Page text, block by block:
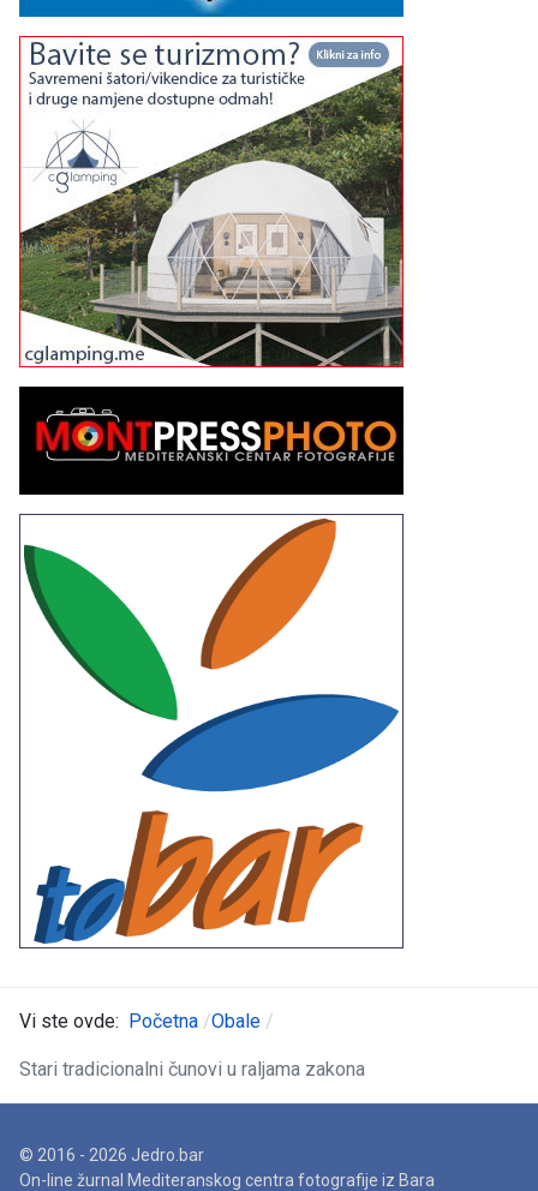
Vi ste ovde: Početna Obale
Stari tradicionalni čunovi u raljama zakona
© 2016 - 2026 Jedro.bar
On-line žurnal Mediteranskog centra fotografije iz Bara